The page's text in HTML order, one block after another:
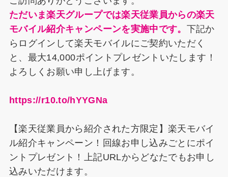
o
k
ただいま楽天グループでは楽天従業員からの楽天
モバイル紹介キャンペーンを実施中です。 下記か
らログインして楽天モバイルにご契約いただく
と、最大14,000ポイントプレゼントいたします！
よろしくお願い申し上げます。
https://r10.to/hYYGNa
【楽天従業員から紹介された方限定】楽天モバイ
ル紹介キャンペーン！回線お申し込みごとにポイ
ントプレゼント！上記URLからどなたでもお申し
込みいただけます。